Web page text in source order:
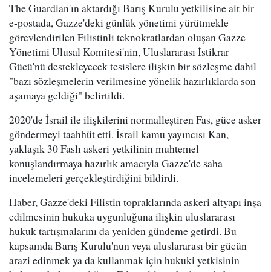
The Guardian'ın aktardığı Barış Kurulu yetkilisine ait bir
e-postada, Gazze'deki günlük yönetimi yürütmekle
görevlendirilen Filistinli teknokratlardan oluşan Gazze
Yönetimi Ulusal Komitesi'nin, Uluslararası İstikrar
Gücü'nü destekleyecek tesislere ilişkin bir sözleşme dahil
"bazı sözleşmelerin verilmesine yönelik hazırlıklarda son
aşamaya geldiği" belirtildi.
2020'de İsrail ile ilişkilerini normalleştiren Fas, güce asker
göndermeyi taahhüt etti. İsrail kamu yayıncısı Kan,
yaklaşık 30 Faslı askeri yetkilinin muhtemel
konuşlandırmaya hazırlık amacıyla Gazze'de saha
incelemeleri gerçekleştirdiğini bildirdi.
Haber, Gazze'deki Filistin topraklarında askeri altyapı inşa
edilmesinin hukuka uygunluğuna ilişkin uluslararası
hukuk tartışmalarını da yeniden gündeme getirdi. Bu
kapsamda Barış Kurulu'nun veya uluslararası bir gücün
arazi edinmek ya da kullanmak için hukuki yetkisinin